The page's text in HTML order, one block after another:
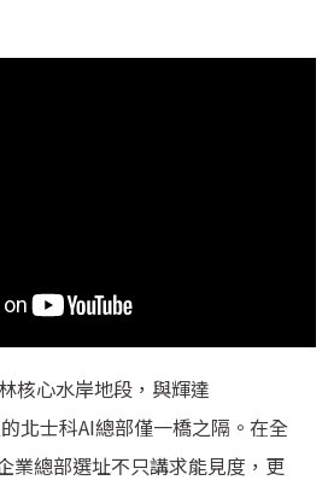
核心水岸地段，與輝達
的北士科AI總部僅一橋之隔。在全
業總部選址不只講求能見度，更